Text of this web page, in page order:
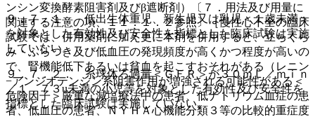
９．７．１． 低出生体重児、新生児又は乳児＜１歳未満＞
を対象とした有効性及び安全性を指標とした臨床試験は実施
していない。
９．７．２． 糸球体ろ過量＜ＧＦＲ＞が３０ｍＬ／ｍｉｎ
／１．７３u未満の小児等を対象とした有効性及び安全性を
指標とした臨床試験は実施していない。
ンシン変換酵素阻害剤及びβ遮断剤）〔７．用法及び用量に
関連する注意の項、１１．１．２参照〕［慢性心不全の臨床
試験では、併用薬剤に加え更に本剤を併用すると、立ちくら
み・ふらつき及び低血圧の発現頻度が高くかつ程度が高いの
で、腎機能低下あるいは貧血を起こすおそれがある（レニン
−アンジオテンシン系阻害作用が増強される可能性がある＜
危険因子＞厳重な減塩療法中の患者、低ナトリウム血症の患
者、低血圧の患者、ＮＹＨＡ心機能分類３等の比較的重症度